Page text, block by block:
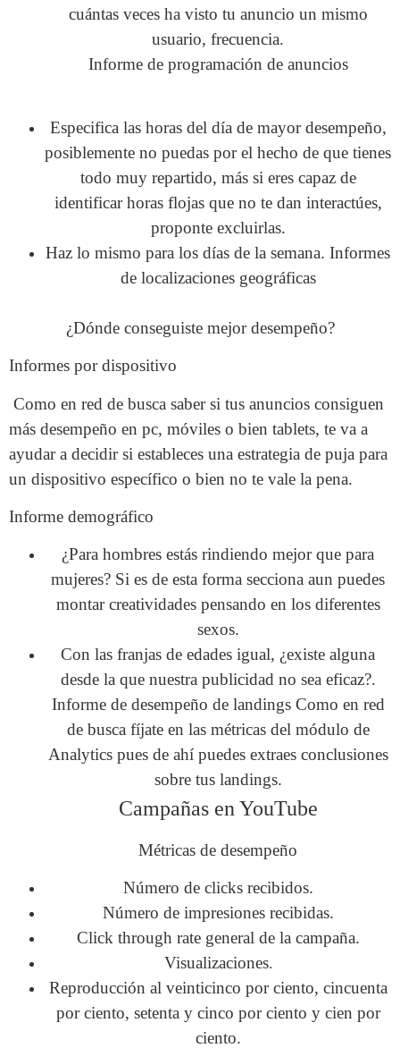
cuántas veces ha visto tu anuncio un mismo
usuario, frecuencia.
Informe de programación de anuncios
Especifica las horas del día de mayor desempeño,
posiblemente no puedas por el hecho de que tienes
todo muy repartido, más si eres capaz de
identificar horas flojas que no te dan interactúes,
proponte excluirlas.
Haz lo mismo para los días de la semana. Informes
de localizaciones geográficas
¿Dónde conseguiste mejor desempeño?
Informes por dispositivo
Como en red de busca saber si tus anuncios consiguen
más desempeño en pc, móviles o bien tablets, te va a
ayudar a decidir si estableces una estrategia de puja para
un dispositivo específico o bien no te vale la pena.
Informe demográfico
¿Para hombres estás rindiendo mejor que para
mujeres? Si es de esta forma secciona aun puedes
montar creatividades pensando en los diferentes
sexos.
Con las franjas de edades igual, ¿existe alguna
desde la que nuestra publicidad no sea eficaz?.
Informe de desempeño de landingsComo en red
de busca fíjate en las métricas del módulo de
Analytics pues de ahí puedes extraes conclusiones
sobre tus landings.
Campañas en YouTube
Métricas de desempeño
Número de clicks recibidos.
Número de impresiones recibidas.
Click through rate general de la campaña.
Visualizaciones.
Reproducción al veinticinco por ciento, cincuenta
por ciento, setenta y cinco por ciento y cien por
ciento.